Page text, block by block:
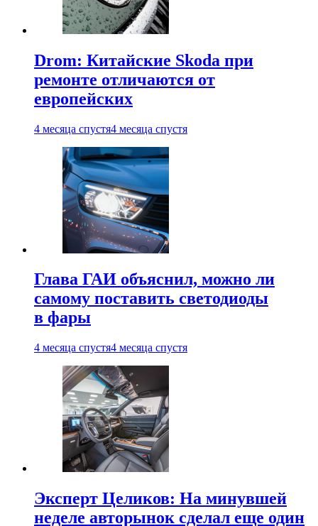
Drom: Китайские Skoda при
ремонте отличаются от
европейских
4 месяца спустя4 месяца спустя
Глава ГАИ объяснил, можно ли
самому поставить светодиоды
в фары
4 месяца спустя4 месяца спустя
Эксперт Целиков: На минувшей
неделе авторынок сделал еще один